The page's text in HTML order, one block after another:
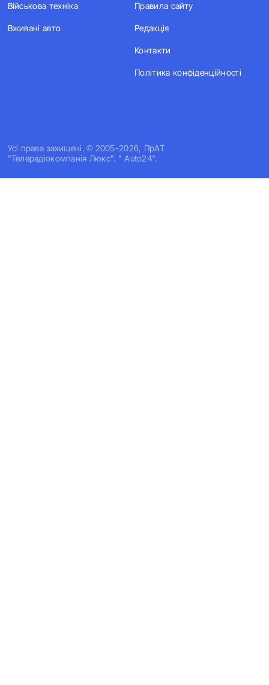
Усi права захищенi. © 2005-2026, ПрАТ
"Телерадіокомпанія Люкс". " Auto24".
Військова техніка
Вживані авто
Правила сайту
Редакція
Контакти
Політика конфіденційності